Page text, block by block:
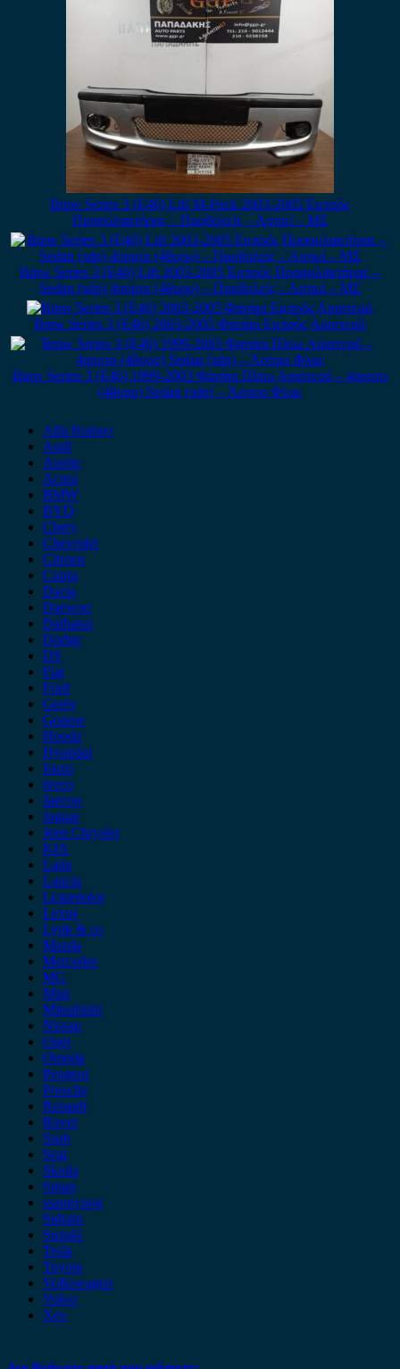
Bmw Series 3 (E46) Lift M-Pack 2003-2005 Εμπρός
Προφυλακτήρας – Προβολείς – Ασημί – ΜΣ
Bmw Series 3 (E46) Lift 2003-2005 Εμπρός Προφυλακτήρας –
Sedan (sdn) 4πορτο (4θυρο) – Προβολείς – Ασημί – ΜΣ
Bmw Series 3 (E46) 2003-2005 Φανάρι Εμπρός Αριστερό
Bmw Series 3 (E46) 1999-2003 Φανάρι Πίσω Αριστερό – 4πορτο
(4θυρο) Sedan (sdn) – Άσπρο Φλας
Alfa Romeo
Audi
Austin
Acura
BMW
BYD
Chery
Chevrolet
Citroen
Cupra
Dacia
Daewoo
Daihatsu
Dodge
DS
Fiat
Ford
Geely
Gonow
Honda
Hyundai
Isuzu
iveco
Jaecoo
Jaguar
Jeep Chrysler
KIA
Lada
Lancia
Leapmotor
Lexus
Lynk & co
Mazda
Mercedes
MG
Mini
Mitsubishi
Nissan
Opel
Omoda
Peugeot
Porsche
Renault
Rover
Saab
Seat
Skoda
Smart
ssangyong
Subaru
Suzuki
Tesla
Toyota
Volkswagen
Volvo
Xev